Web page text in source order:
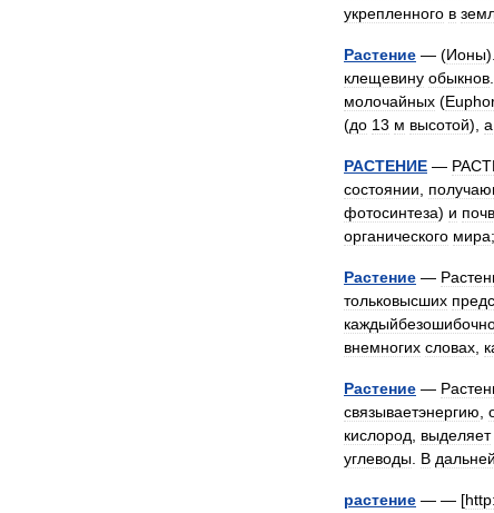
укрепленного в
Растение — (Ионы).
клещевину обыкнов
молочайных (
(до 13 м высотой), а
РАСТЕНИЕ —
состоянии
фотосинтеза) и
органического мира;
Растение —
тольковысших
внемногих словах
Растение —
связываетэнергию
кислород
выделяет
углеводы В
растение — — [http: